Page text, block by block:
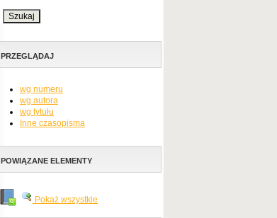
PRZEGLĄDAJ
wg numeru
wg autora
wg tytułu
Inne czasopisma
POWIĄZANE ELEMENTY
Pokaż wszystkie